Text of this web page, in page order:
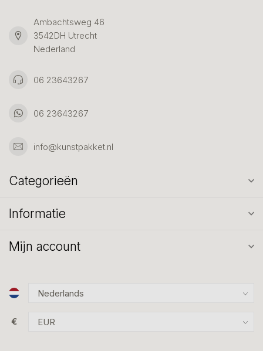
Ambachtsweg 46
3542DH Utrecht
Nederland
06 23643267
06 23643267
info@kunstpakket.nl
Categorieën
Informatie
Mijn account
€